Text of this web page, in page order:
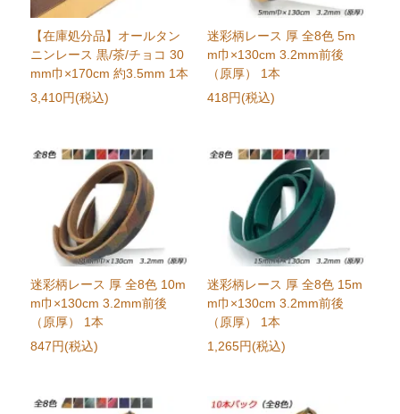
【在庫処分品】オールタン
ニンレース 黒/茶/チョコ 30
mm巾×170cm 約3.5mm 1本
3,410円(税込)
迷彩柄レース 厚 全8色 5m
m巾×130cm 3.2mm前後
（原厚） 1本
418円(税込)
迷彩柄レース 厚 全8色 10m
m巾×130cm 3.2mm前後
（原厚） 1本
847円(税込)
迷彩柄レース 厚 全8色 15m
m巾×130cm 3.2mm前後
（原厚） 1本
1,265円(税込)